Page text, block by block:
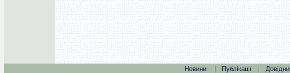
Новини | Публікації |